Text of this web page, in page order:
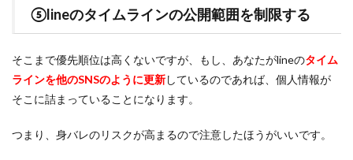
⑤lineのタイムラインの公開範囲を制限する
そこまで優先順位は高くないですが、もし、あなたがlineのタイム
ラインを他のSNSのように更新しているのであれば、個人情報が
そこに詰まっていることになります。
つまり、身バレのリスクが高まるので注意したほうがいいです。